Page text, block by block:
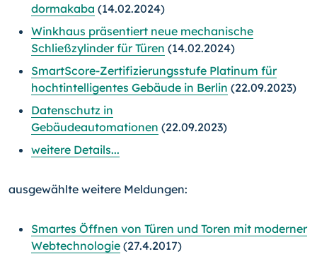
dormakaba (14.02.2024)
Winkhaus präsentiert neue mechanische
Schließzylinder für Türen (14.02.2024)
SmartScore-Zertifizierungsstufe Platinum für
hochtintelligentes Gebäude in Berlin (22.09.2023)
Datenschutz in
Gebäudeautomationen (22.09.2023)
weitere Details...
ausgewählte weitere Meldungen:
Smartes Öffnen von Türen und Toren mit moderner
Webtechnologie (27.4.2017)